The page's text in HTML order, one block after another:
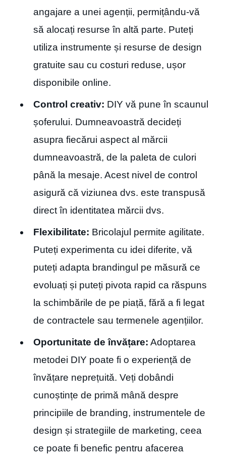
angajare a unei agenții, permițându-vă
să alocați resurse în altă parte. Puteți
utiliza instrumente și resurse de design
gratuite sau cu costuri reduse, ușor
disponibile online.
Control creativ: DIY vă pune în scaunul
șoferului. Dumneavoastră decideți
asupra fiecărui aspect al mărcii
dumneavoastră, de la paleta de culori
până la mesaje. Acest nivel de control
asigură că viziunea dvs. este transpusă
direct în identitatea mărcii dvs.
Flexibilitate: Bricolajul permite agilitate.
Puteți experimenta cu idei diferite, vă
puteți adapta brandingul pe măsură ce
evoluați și puteți pivota rapid ca răspuns
la schimbările de pe piață, fără a fi legat
de contractele sau termenele agențiilor.
Oportunitate de învățare: Adoptarea
metodei DIY poate fi o experiență de
învățare neprețuită. Veți dobândi
cunoștințe de primă mână despre
principiile de branding, instrumentele de
design și strategiile de marketing, ceea
ce poate fi benefic pentru afacerea